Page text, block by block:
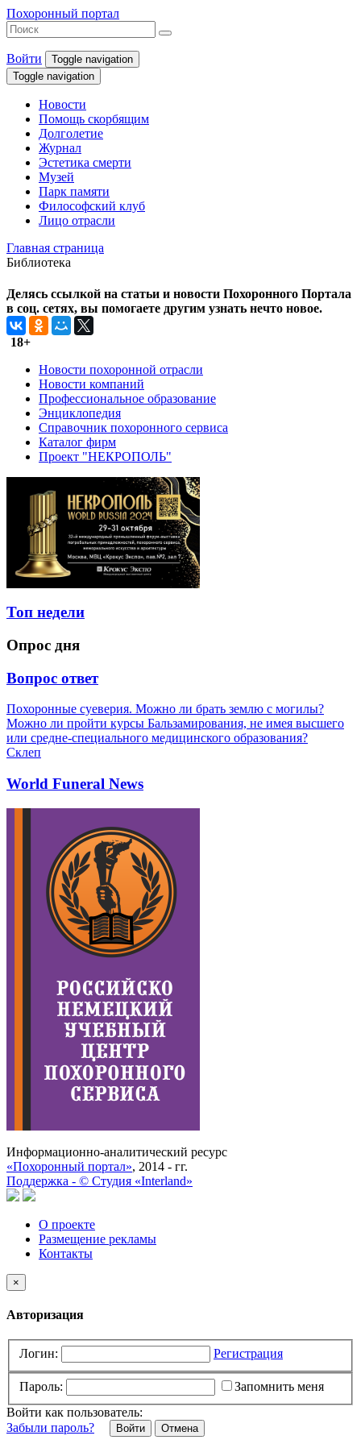
Похоронный портал
Войти
Toggle navigation
Toggle navigation
Новости
Помощь скорбящим
Долголетие
Журнал
Эстетика смерти
Музей
Парк памяти
Философский клуб
Лицо отрасли
Главная страница
Библиотека
Делясь ссылкой на статьи и новости Похоронного Портала
в соц. сетях, вы помогаете другим узнать нечто новое.
18+
Новости похоронной отрасли
Новости компаний
Профессиональное образование
Энциклопедия
Справочник похоронного сервиса
Каталог фирм
Проект "НЕКРОПОЛЬ"
Топ недели
Опрос дня
Вопрос ответ
Похоронные суеверия. Можно ли брать землю с могилы?
Можно ли пройти курсы Бальзамирования, не имея высшего
или средне-специального медицинского образования?
Склеп
World Funeral News
Информационно-аналитический ресурс
«Похоронный портал», 2014 - гг.
Поддержка - © Cтудия «Interland»
О проекте
Размещение рекламы
Контакты
×
Авторизация
Логин: Регистрация
Пароль:
Запомнить меня
Войти как пользователь:
Забыли пароль?
Отмена